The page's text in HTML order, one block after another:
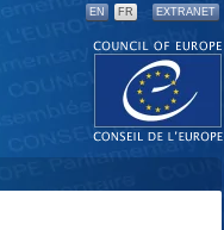
EN FR EXTRANET